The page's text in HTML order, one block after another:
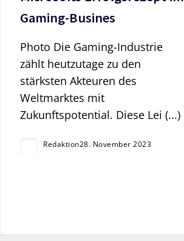
Gaming-Busines
Photo Die Gaming-Industrie
zählt heutzutage zu den
stärksten Akteuren des
Weltmarktes mit
Zukunftspotential. Diese Lei (...)
Redaktion28. November 2023